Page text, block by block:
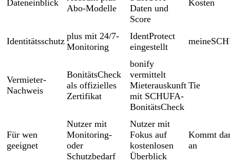
Dateneinblick
Abo-Modelle
Daten und
Score
Kosten
Identitätsschutz plus mit 24/7-
Monitoring
IdentProtect
eingestellt
Vermieter-
Nachweis
BonitätsCheck
als offizielles
Zertifikat
bonify
vermittelt
Mieterauskunft
mit SCHUFA-
BonitätsCheck
Tie
Für wen
geeignet
Nutzer mit
Monitoring-
oder
Schutzbedarf
Nutzer mit
Fokus auf
kostenlosen
Überblick
Kommt
an